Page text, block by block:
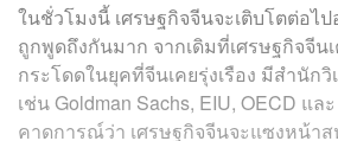
ในชั่วโมงนี้ เศรษฐกิจจีนจะเติบโตต่อไป
ถูกพูดถึงกันมาก จากเดิมที่เศรษฐกิจจีน
กระโดดในยุคที่จีนเคยรุ่งเรือง มีสำนัก
เช่น Goldman Sachs, EIU, OECD แล
คาดการณ์ว่า เศรษฐกิจจีนจะแซงหน้า